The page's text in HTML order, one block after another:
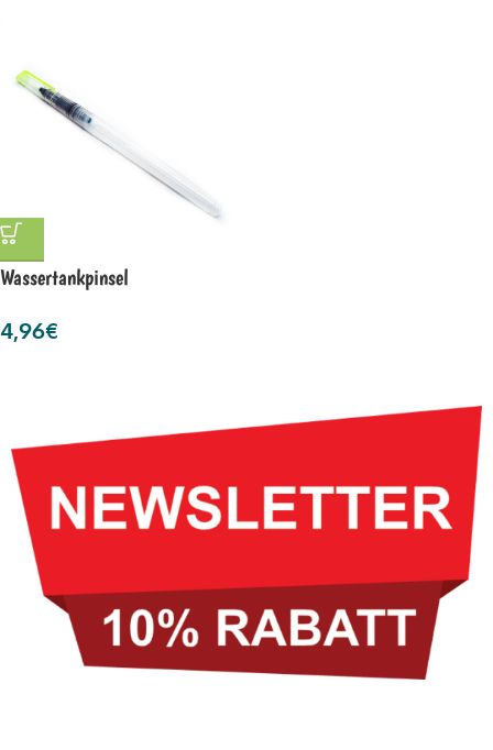
Wassertankpinsel
4,96€